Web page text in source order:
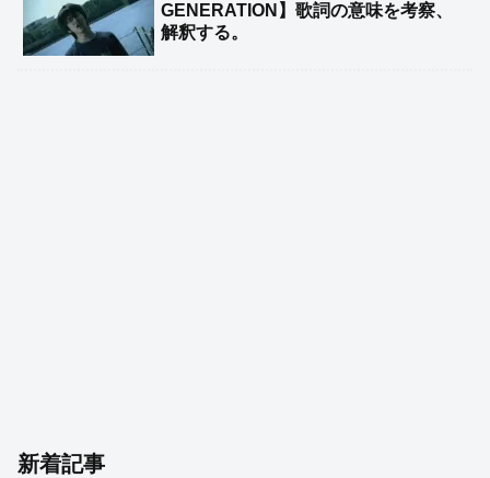
GENERATION】歌詞の意味を考察、
解釈する。
新着記事